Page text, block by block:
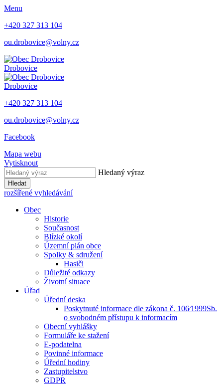
Menu
+420 327 313 104
ou.drobovice@volny.cz
Drobovice
Drobovice
+420 327 313 104
ou.drobovice@volny.cz
Facebook
Mapa webu
Vytisknout
Hledaný výraz
Hledat
rozšířené vyhledávání
Obec
Historie
Současnost
Blízké okolí
Územní plán obce
Spolky & sdružení
Hasiči
Důležité odkazy
Životní situace
Úřad
Úřední deska
Poskytnuté informace dle zákona č. 106⁄1999Sb.
o svobodném přístupu k informacím
Obecní vyhlášky
Formuláře ke stažení
E-podatelna
Povinné informace
Úřední hodiny
Zastupitelstvo
GDPR